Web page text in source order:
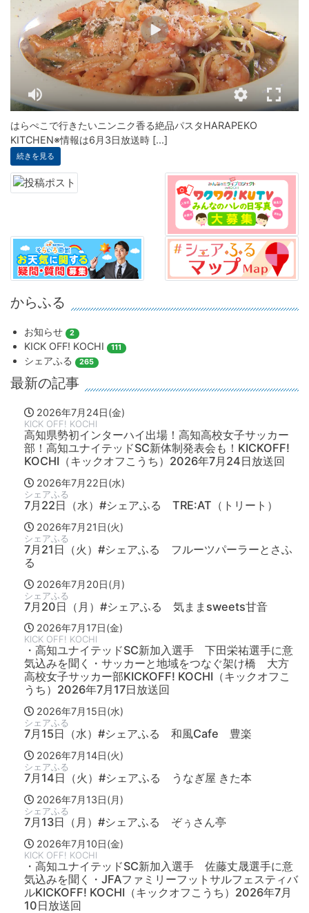
はらぺこで行きたいニンニク香る絶品パスタHARAPEKO
KITCHEN※情報は6月3日放送時 [...]
続きを見る
からふる
お知らせ 2
KICK OFF! KOCHI 111
シェアふる 265
最新の記事
2026年7月24日(金)
KICK OFF! KOCHI
高知県勢初インターハイ出場！高知高校女子サッカー
部！高知ユナイテッドSC新体制発表会も！KICKOFF!
KOCHI（キックオフこうち）2026年7月24日放送回
2026年7月22日(水)
シェアふる
7月22日（水）#シェアふる TRE:AT（トリート）
2026年7月21日(火)
シェアふる
7月21日（火）#シェアふる フルーツパーラーとさふ
る
2026年7月20日(月)
シェアふる
7月20日（月）#シェアふる 気ままsweets甘音
2026年7月17日(金)
KICK OFF! KOCHI
・高知ユナイテッドSC新加入選手 下田栄祐選手に意
気込みを聞く・サッカーと地域をつなぐ架け橋 大方
高校女子サッカー部KICKOFF! KOCHI（キックオフこ
うち）2026年7月17日放送回
2026年7月15日(水)
シェアふる
7月15日（水）#シェアふる 和風Cafe 豊楽
2026年7月14日(火)
シェアふる
7月14日（火）#シェアふる うなぎ屋 きた本
2026年7月13日(月)
シェアふる
7月13日（月）#シェアふる ぞぅさん亭
2026年7月10日(金)
KICK OFF! KOCHI
・高知ユナイテッドSC新加入選手 佐藤丈晟選手に意
気込みを聞く・JFAファミリーフットサルフェスティバ
ルKICKOFF! KOCHI（キックオフこうち）2026年7月
10日放送回